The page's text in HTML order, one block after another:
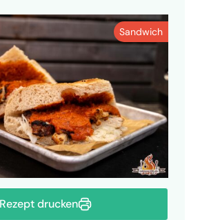
Rezept drucken
Sandwich